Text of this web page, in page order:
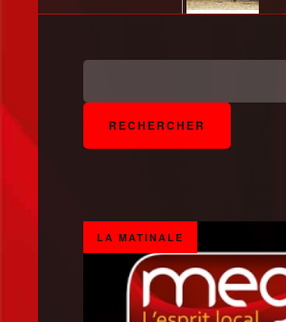
LA MATINALE